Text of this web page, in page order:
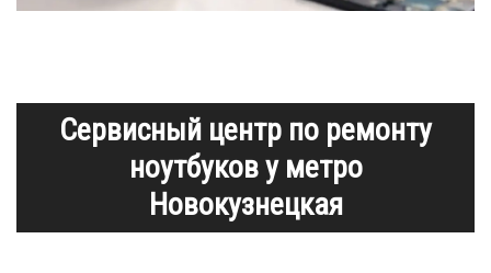
Сервисный центр по ремонту
ноутбуков у метро
Новокузнецкая